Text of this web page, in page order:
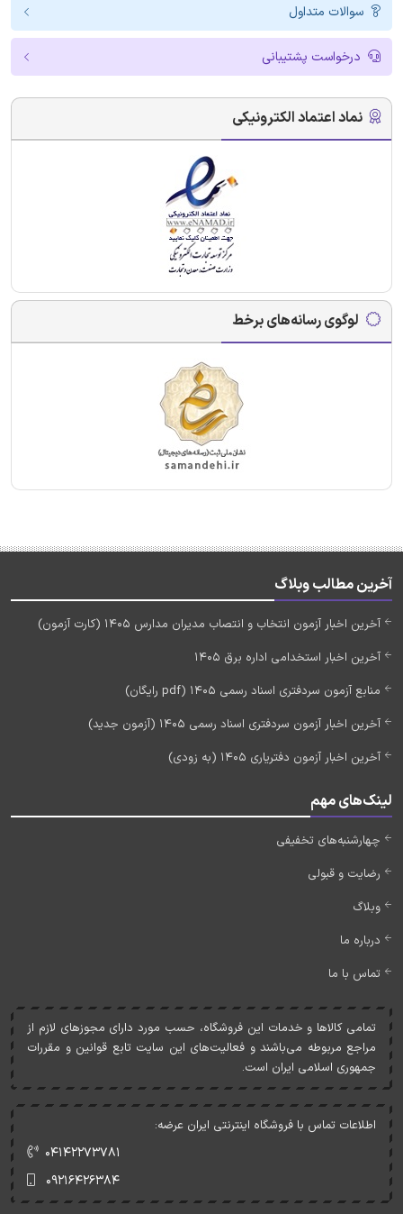
سوالات متداول
درخواست پشتیبانی
نماد اعتماد الکترونیکی
لوگوی رسانه‌های برخط
آخرین مطالب وبلاگ
آخرین اخبار آزمون انتخاب و انتصاب مدیران مدارس 1405 (کارت آزمون)
آخرین اخبار استخدامی اداره برق 1405
منابع آزمون سردفتری اسناد رسمی 1405 (pdf رایگان)
آخرین اخبار آزمون سردفتری اسناد رسمی 1405 (آزمون جدید)
آخرین اخبار آزمون دفتریاری 1405 (به زودی)
لینک‌های مهم
چهارشنبه‌های تخفیفی
رضایت و قبولی
وبلاگ
درباره ما
تماس با ما
تمامی کالاها و خدمات اين فروشگاه، حسب مورد دارای مجوزهای لازم از
مراجع مربوطه می‌باشند و فعاليت‌های اين سايت تابع قوانين و مقررات
جمهوری اسلامی ايران است.
اطلاعات تماس با فروشگاه اینترنتی ایران عرضه:
۰۴۱۴۲۲۷۳۷۸۱
۰۹۲۱۶۴۲۶۳۸۴